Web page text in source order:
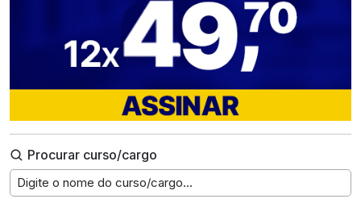
Procurar curso/cargo
Digite o nome do curso/cargo...